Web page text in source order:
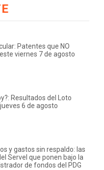
Patentes que NO
viernes 7 de agosto
Resultados del Loto
6 de agosto
y gastos sin respaldo: las
Servel que ponen bajo la
de fondos del PDG